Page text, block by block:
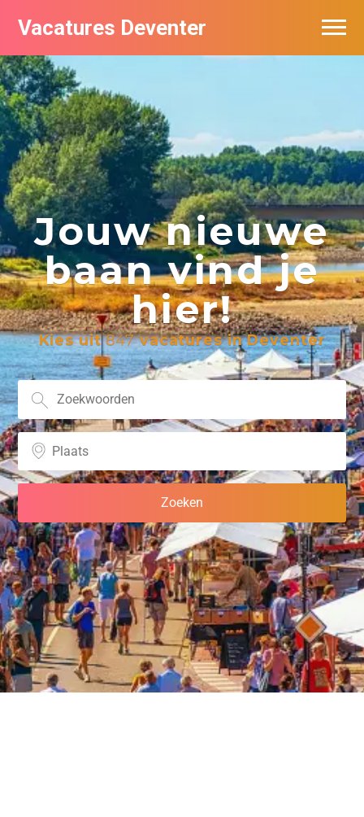
Vacatures Deventer
Jouw nieuwe
baan vind je
hier!
Kies uit847vacatures in Deventer
Vacatures per bedrijf in Deventer
De populairste vacatures in Deventer
Nieuwsbrief feed